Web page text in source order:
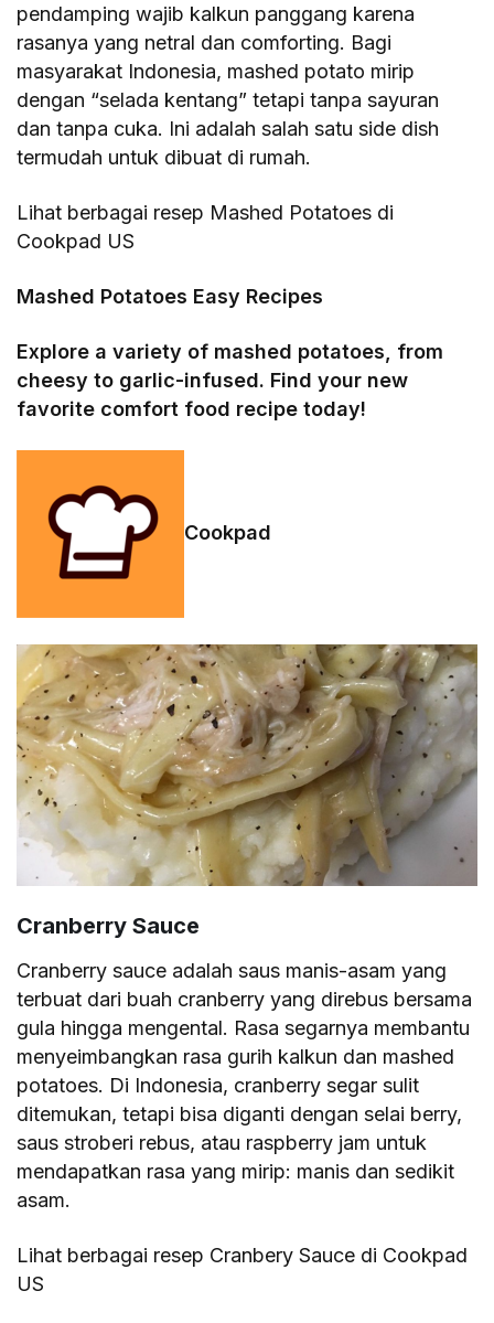
pendamping wajib kalkun panggang karena
rasanya yang netral dan comforting. Bagi
masyarakat Indonesia, mashed potato mirip
dengan “selada kentang” tetapi tanpa sayuran
dan tanpa cuka. Ini adalah salah satu side dish
termudah untuk dibuat di rumah.
Lihat berbagai resep Mashed Potatoes di
Cookpad US
Mashed Potatoes Easy Recipes
Explore a variety of mashed potatoes, from
cheesy to garlic-infused. Find your new
favorite comfort food recipe today!
Cookpad
Cranberry Sauce
Cranberry sauce adalah saus manis-asam yang
terbuat dari buah cranberry yang direbus bersama
gula hingga mengental. Rasa segarnya membantu
menyeimbangkan rasa gurih kalkun dan mashed
potatoes. Di Indonesia, cranberry segar sulit
ditemukan, tetapi bisa diganti dengan selai berry,
saus stroberi rebus, atau raspberry jam untuk
mendapatkan rasa yang mirip: manis dan sedikit
asam.
Lihat berbagai resep Cranbery Sauce di Cookpad
US